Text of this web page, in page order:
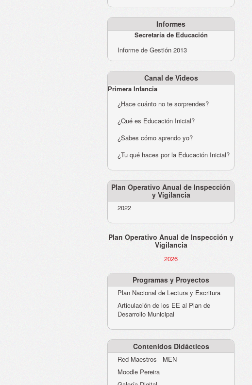
Informes
Secretaría de Educación
Informe de Gestión 2013
Canal de Videos
Primera Infancia
¿Hace cuánto no te sorprendes?
¿Qué es Educación Inicial?
¿Sabes cómo aprendo yo?
¿Tu qué haces por la Educación Inicial?
Plan Operativo Anual de Inspección
y Vigilancia
2022
Plan Operativo Anual de Inspección y
Vigilancia
2026
Programas y Proyectos
Plan Nacional de Lectura y Escritura
Articulación de los EE al Plan de
Desarrollo Municipal
Contenidos Didácticos
Red Maestros - MEN
Moodle Pereira